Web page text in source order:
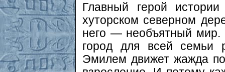
Главный герой
хуторском северном
него — необъятный мир.
город для всей семьи
Эмилем движет жажда